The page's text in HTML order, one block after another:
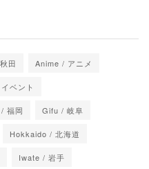
田 Anime / アニメ
ベント
福岡 Gifu / 岐阜
Hokkaido / 北海道
Iwate / 岩手